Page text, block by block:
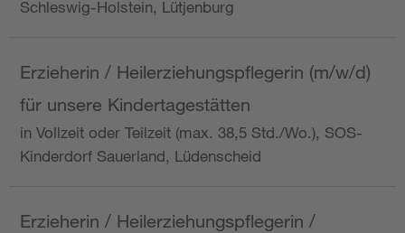
Schleswig-Holstein, Lütjenburg
Erzieherin / Heilerziehungspflegerin (m/w/d)
für unsere Kindertagestätten
in Vollzeit oder Teilzeit (max. 38,5 Std./Wo.), SOS-
Kinderdorf Sauerland, Lüdenscheid
Erzieherin / Heilerziehungspflegerin /